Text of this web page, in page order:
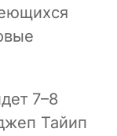
7–8
Тайип